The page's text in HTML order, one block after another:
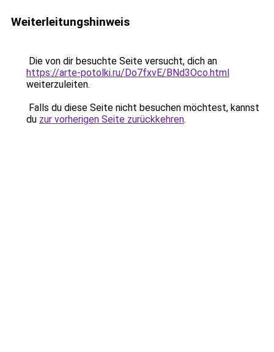
Weiterleitungshinweis
Die von dir besuchte Seite versucht, dich an
https://arte-potolki.ru/Do7fxvE/BNd3Oco.html
weiterzuleiten.
Falls du diese Seite nicht besuchen möchtest, kannst
du zur vorherigen Seite zurückkehren.